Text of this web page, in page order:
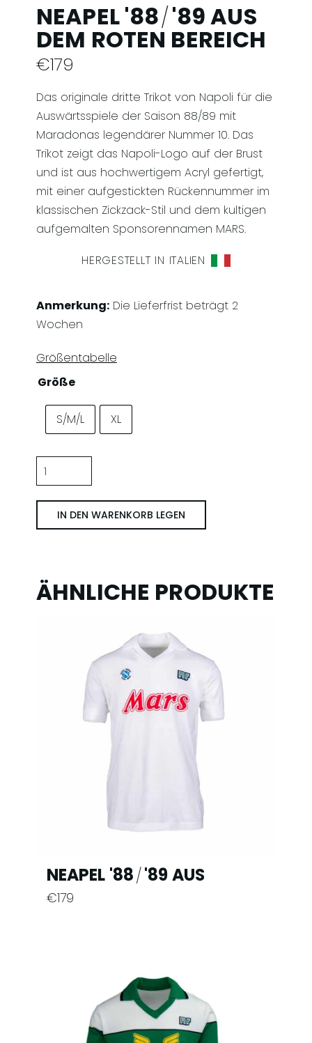
NEAPEL '88/'89 AUS
DEM ROTEN BEREICH
€179
Das originale dritte Trikot von Napoli für die
Auswärtsspiele der Saison 88/89 mit
Maradonas legendärer Nummer 10. Das
Trikot zeigt das Napoli-Logo auf der Brust
und ist aus hochwertigem Acryl gefertigt,
mit einer aufgestickten Rückennummer im
klassischen Zickzack-Stil und dem kultigen
aufgemalten Sponsorennamen MARS.
HERGESTELLT IN ITALIEN
Anmerkung:Die Lieferfrist beträgt 2
Wochen
Größentabelle
Größe
S/M/L XL
Napoli
'88/'89
Uit
RoodIN DEN WARENKORB LEGEN
ÄHNLICHE PRODUKTE
NEAPEL '88/ '89 AUS
€179